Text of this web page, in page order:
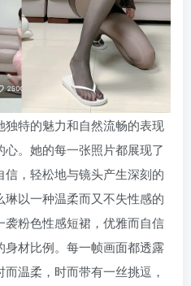
特的魅力和自然流畅的表现
。她的每一张照片都展现了
，轻松地与镜头产生深刻的
以一种温柔而又不失性感的
粉色性感短裙，优雅而自信
材比例。每一帧画面都透露
温柔，时而带有一丝挑逗，